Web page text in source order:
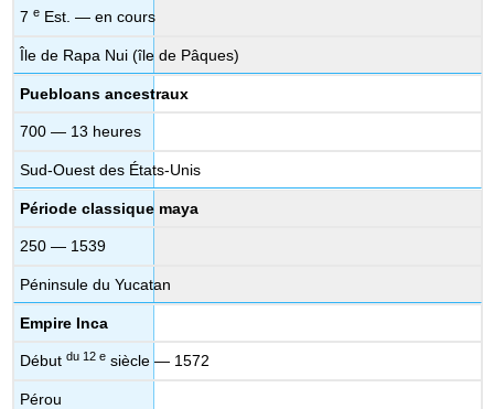
7e Est. — en cours
Île de Rapa Nui (île de Pâques)
Puebloans ancestraux
700 — 13 heures
Sud-Ouest des États-Unis
Période classique maya
250 — 1539
Péninsule du Yucatan
Empire Inca
Débutdu 12 e siècle — 1572
Pérou